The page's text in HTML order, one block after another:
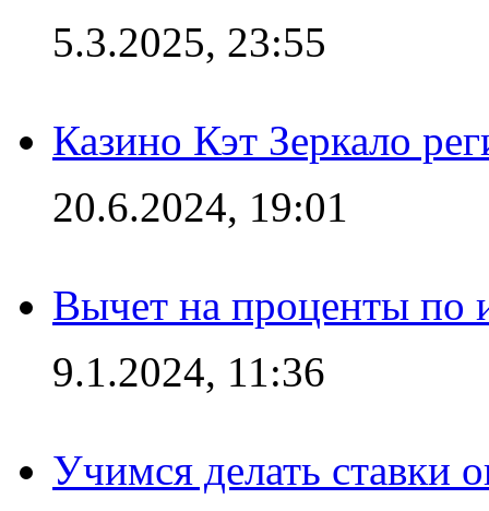
5.3.2025, 23:55
Казино Кэт Зеркало
20.6.2024, 19:01
Вычет на проценты по
9.1.2024, 11:36
Учимся делать ставки